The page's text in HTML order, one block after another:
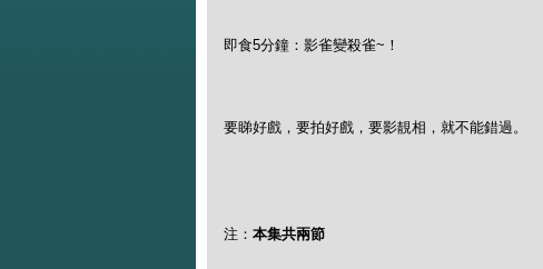
即食5分鐘：影雀變殺雀~！
要睇好戲，要拍好戲，要影靚相，就不能錯過。
注： 本集共兩節